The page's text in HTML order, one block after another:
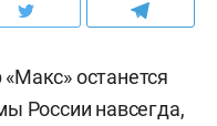
останется
России навсегда,